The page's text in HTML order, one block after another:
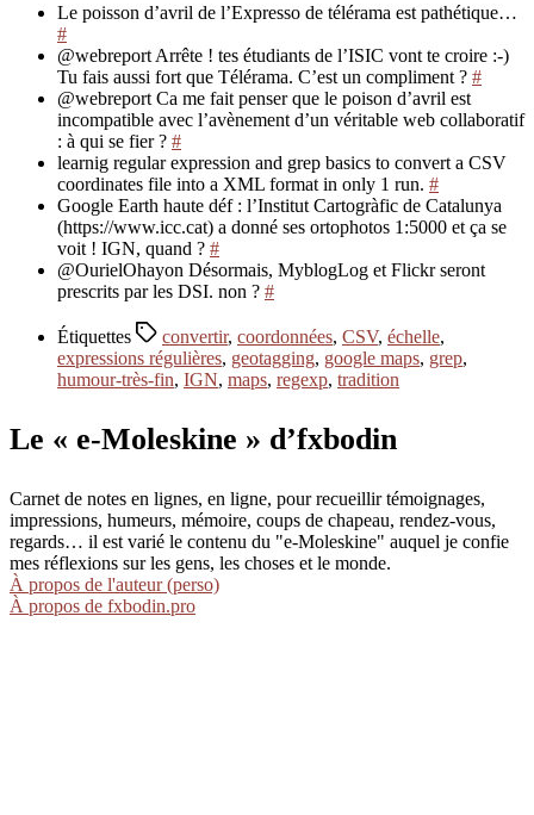
Le poisson d’avril de l’Expresso de télérama est pathétique…
#
@webreport Arrête ! tes étudiants de l’ISIC vont te croire :-)
Tu fais aussi fort que Télérama. C’est un compliment ? #
@webreport Ca me fait penser que le poison d’avril est
incompatible avec l’avènement d’un véritable web collaboratif
: à qui se fier ? #
learnig regular expression and grep basics to convert a CSV
coordinates file into a XML format in only 1 run. #
Google Earth haute déf : l’Institut Cartogràfic de Catalunya
(https://www.icc.cat) a donné ses ortophotos 1:5000 et ça se
voit ! IGN, quand ? #
@OurielOhayon Désormais, MyblogLog et Flickr seront
prescrits par les DSI. non ? #
Étiquettes convertir, coordonnées, CSV, échelle,
expressions régulières, geotagging, google maps, grep,
humour-très-fin, IGN, maps, regexp, tradition
Le « e-Moleskine » d’fxbodin
Carnet de notes en lignes, en ligne, pour recueillir témoignages,
impressions, humeurs, mémoire, coups de chapeau, rendez-vous,
regards… il est varié le contenu du "e-Moleskine" auquel je confie
mes réflexions sur les gens, les choses et le monde.
À propos de l'auteur (perso)
À propos de fxbodin.pro